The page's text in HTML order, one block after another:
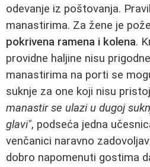
odevanje iz poštovanja.
manastirima. Za žene je
pokrivena ramena i kolena.
providne haljine nisu
manastirima na porti se
suknje za one koji nisu
manastir se ulazi u dugoj
glavi", podseća jedna
venčanici naravno
dobro napomenuti gostima